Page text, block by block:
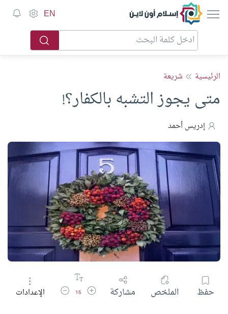
إسلام أون لاين EN
الرئيسية شريعة
متى يجوز التشبه بالكفار؟!
إدريس أحمد
حفظ الملخص مشاركة زيادة حجم الخط
16 تقليل حجم الخط
الإعدادات